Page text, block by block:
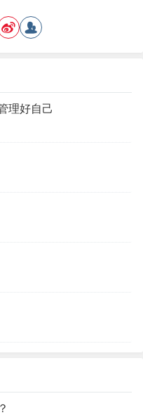
理好自己